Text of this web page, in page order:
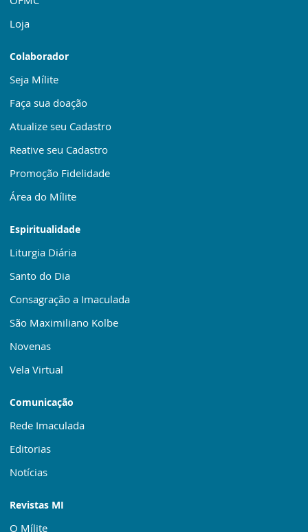
Loja
Colaborador
Seja Mílite
Faça sua doação
Atualize seu Cadastro
Reative seu Cadastro
Promoção Fidelidade
Área do Mílite
Espiritualidade
Liturgia Diária
Santo do Dia
Consagração a Imaculada
São Maximiliano Kolbe
Novenas
Vela Virtual
Comunicação
Rede Imaculada
Editorias
Notícias
Revistas MI
O Mílite